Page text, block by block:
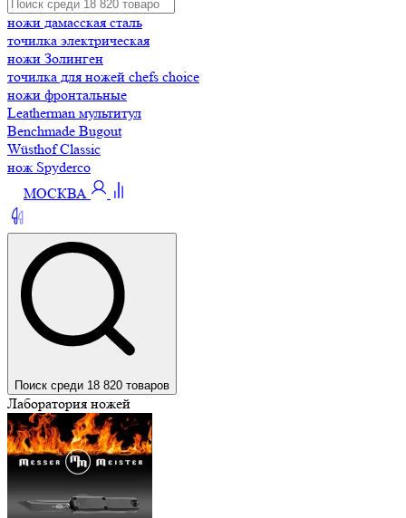
ножи дамасская сталь
точилка электрическая
ножи Золинген
точилка для ножей chefs choice
ножи фронтальные
Leatherman мультитул
Benchmade Bugout
Wüsthof Classic
нож Spyderco
МОСКВА
Поиск среди 18 820 товаров
Лаборатория ножей